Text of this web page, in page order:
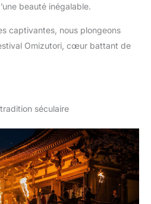
beauté inégalable.
captivantes, nous plongeons
Omizutori, cœur battant de
séculaire